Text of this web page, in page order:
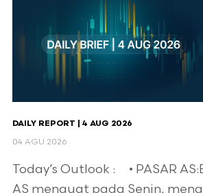
DAILY REPORT | 4 AUG 2026
04 AGU 2026
Today’s Outlook : • PASAR
AS menguat pada Senin,